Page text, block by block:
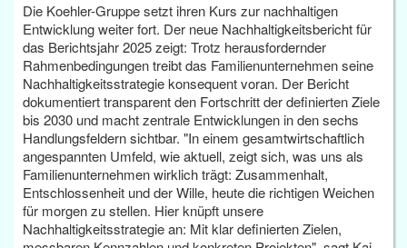
Die Koehler-Gruppe setzt ihren Kurs zur nachhaltigen
Entwicklung weiter fort. Der neue Nachhaltigkeitsbericht für
das Berichtsjahr 2025 zeigt: Trotz herausfordernder
Rahmenbedingungen treibt das Familienunternehmen seine
Nachhaltigkeitsstrategie konsequent voran. Der Bericht
dokumentiert transparent den Fortschritt der definierten Ziele
bis 2030 und macht zentrale Entwicklungen in den sechs
Handlungsfeldern sichtbar. "In einem gesamtwirtschaftlich
angespannten Umfeld, wie aktuell, zeigt sich, was uns als
Familienunternehmen wirklich trägt: Zusammenhalt,
Entschlossenheit und der Wille, heute die richtigen Weichen
für morgen zu stellen. Hier knüpft unsere
Nachhaltigkeitsstrategie an: Mit klar definierten Zielen,